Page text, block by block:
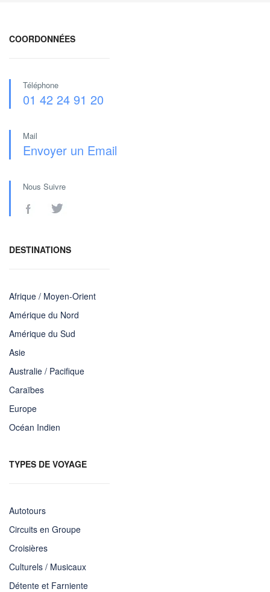
COORDONNÉES
Téléphone
01 42 24 91 20
Mail
Envoyer un Email
Nous Suivre
DESTINATIONS
Afrique / Moyen-Orient
Amérique du Nord
Amérique du Sud
Asie
Australie / Pacifique
Caraïbes
Europe
Océan Indien
TYPES DE VOYAGE
Autotours
Circuits en Groupe
Croisières
Culturels / Musicaux
Détente et Farniente